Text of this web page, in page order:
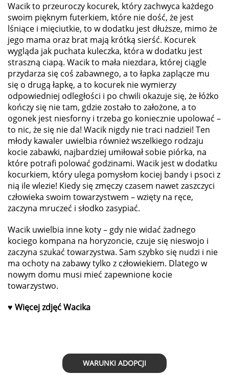
Wacik to przeuroczy kocurek, który zachwyca każdego
swoim pięknym futerkiem, które nie dość, że jest
lśniące i mięciutkie, to w dodatku jest dłuższe, mimo że
jego mama oraz brat mają krótką sierść. Kocurek
wygląda jak puchata kuleczka, która w dodatku jest
straszną ciapą. Wacik to mała niezdara, której ciągle
przydarza się coś zabawnego, a to łapka zaplącze mu
się o drugą łapkę, a to kocurek nie wymierzy
odpowiedniej odległości i po chwili okazuje się, że łóżko
kończy się nie tam, gdzie zostało to założone, a to
ogonek jest niesforny i trzeba go koniecznie upolować –
to nic, że się nie da! Wacik nigdy nie traci nadziei! Ten
młody kawaler uwielbia również wszelkiego rodzaju
kocie zabawki, najbardziej umiłował sobie piórka, na
które potrafi polować godzinami. Wacik jest w dodatku
kocurkiem, który ulega pomysłom kociej bandy i psoci z
nią ile wlezie! Kiedy się zmęczy czasem nawet zaszczyci
człowieka swoim towarzystwem – wzięty na ręce,
zaczyna mruczeć i słodko zasypiać.
Wacik uwielbia inne koty – gdy nie widać żadnego
kociego kompana na horyzoncie, czuje się nieswojo i
zaczyna szukać towarzystwa. Sam szybko się nudzi i nie
ma ochoty na zabawy tylko z człowiekiem. Dlatego w
nowym domu musi mieć zapewnione kocie
towarzystwo.
♥ Więcej zdjęć Wacika
WARUNKI ADOPCJI